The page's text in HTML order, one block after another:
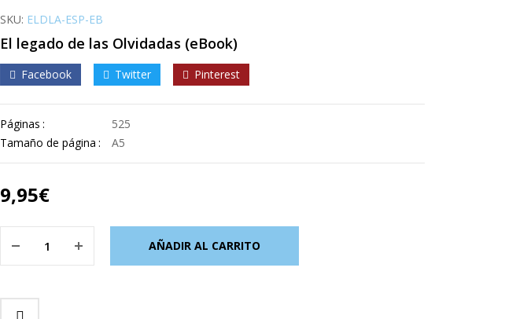
SKU: ELDLA-ESP-EB
El legado de las Olvidadas (eBook)
Facebook Twitter Pinterest
Páginas
525
Tamaño de página
A5
9,95€
AÑADIR AL CARRITO